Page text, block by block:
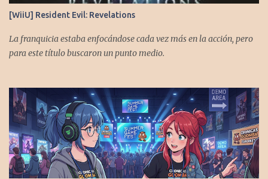
https://www.facebook.com/CronicasGoomba Si no estamos en tu
plataforma nos puedes agregar con el código rss:
https://anchor.fm/s/10d1f3318/podcast/rss
[WiiU] Resident Evil: Revelations
La franquicia estaba enfocándose cada vez más en la acción, pero
para este título buscaron un punto medio.